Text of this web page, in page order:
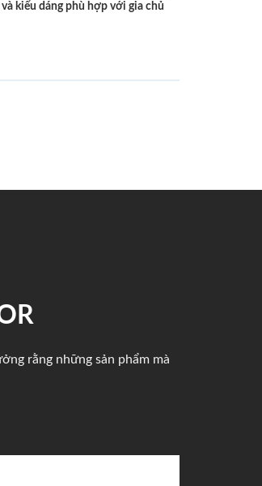
và kiểu dáng phù hợp với gia chủ
rằng những sản phẩm mà